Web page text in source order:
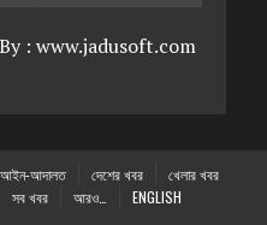
:www.jadusoft.com
আইন-আদালত দেশের খবর
খেলার খবর
সব খবর আরও…
ENGLISH